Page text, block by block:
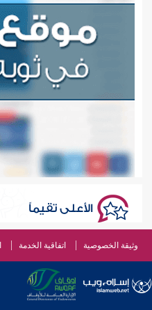
الأعلى تقيماً
وثيقة الخصوصية اتفاقية الخدمة